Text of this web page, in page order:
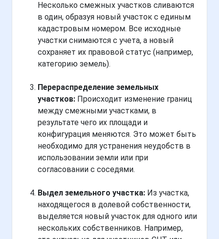
Несколько смежных участков сливаются
в один, образуя новый участок с единым
кадастровым номером. Все исходные
участки снимаются с учета, а новый
сохраняет их правовой статус (например,
категорию земель).
Перераспределение земельных
участков: Происходит изменение границ
между смежными участками, в
результате чего их площади и
конфигурация меняются. Это может быть
необходимо для устранения неудобств в
использовании земли или при
согласовании с соседями.
Выдел земельного участка: Из участка,
находящегося в долевой собственности,
выделяется новый участок для одного или
нескольких собственников. Например,